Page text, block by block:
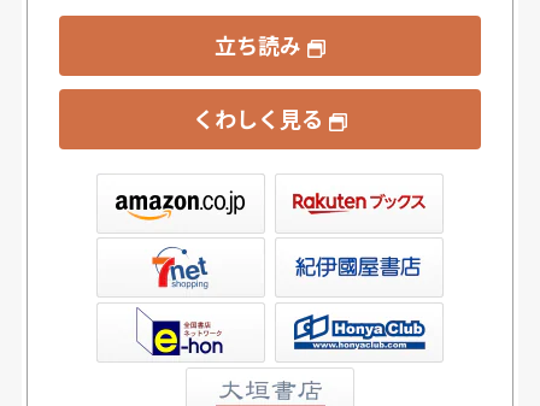
立ち読み
くわしく見る
書店ウェブストア